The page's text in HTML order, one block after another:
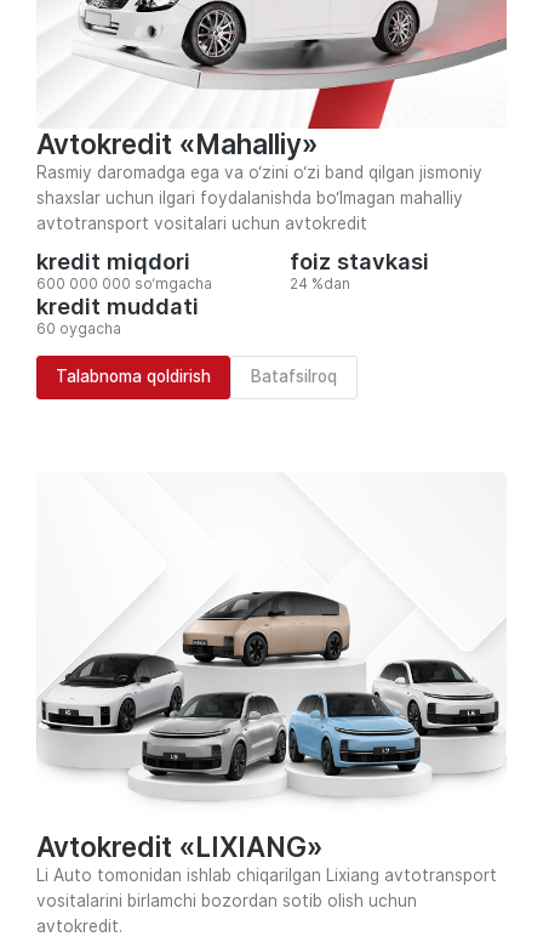
Avtokredit «Mahalliy»
Rasmiy daromadga ega va o‘zini o‘zi band qilgan jismoniy
shaxslar uchun ilgari foydalanishda bo‘lmagan mahalliy
avtotransport vositalari uchun avtokredit
kredit miqdori
600 000 000 so‘mgacha
foiz stavkasi
24 %dan
kredit muddati
60 oygacha
Talabnoma qoldirish Batafsilroq
Avtokredit «LIXIANG»
Li Auto tomonidan ishlab chiqarilgan Lixiang avtotransport
vositalarini birlamchi bozordan sotib olish uchun
avtokredit.